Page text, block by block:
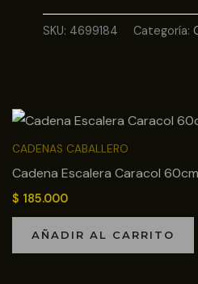
SKU: 4699184 Categoría:
CADENAS CABALLERO
Cadena Escalera Caracol 60cm
$ 185.000
AÑADIR AL CARRITO